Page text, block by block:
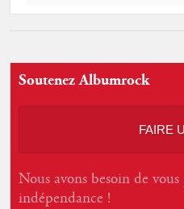
Soutenez Albumrock
FAIRE
Nous avons besoin de
indépendance !